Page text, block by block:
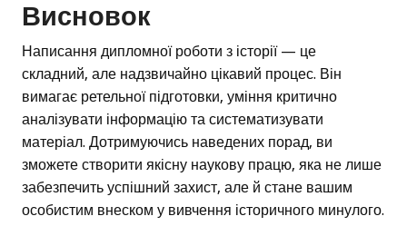
Висновок
Написання дипломної роботи з історії — це
складний, але надзвичайно цікавий процес. Він
вимагає ретельної підготовки, уміння критично
аналізувати інформацію та систематизувати
матеріал. Дотримуючись наведених порад, ви
зможете створити якісну наукову працю, яка не лише
забезпечить успішний захист, але й стане вашим
особистим внеском у вивчення історичного минулого.